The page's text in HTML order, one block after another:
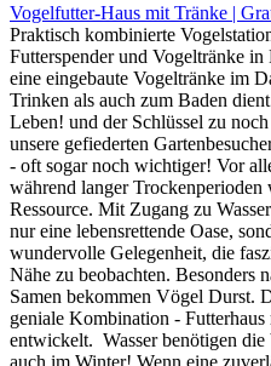
Vogelfutter-Haus mit Tränke |
Praktisch kombinierte
Futterspender und Vogeltränke
eine eingebaute Vogeltränke im
Trinken als auch zum Baden
Leben! und der Schlüssel zu
unsere gefiederten
- oft sogar noch wichtiger! Vor
während langer
Ressource. Mit Zugang zu
nur eine lebensrettende Oase,
wundervolle Gelegenheit, die
Nähe zu beobachten. Besonders
Samen bekommen Vögel Durst.
geniale Kombination -
entwickelt. Wasser benötigen
auch im Winter! Wenn eine